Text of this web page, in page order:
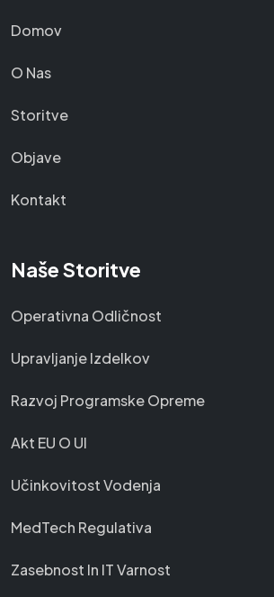
Domov
O Nas
Storitve
Objave
Kontakt
Naše Storitve
Operativna Odličnost
Upravljanje Izdelkov
Razvoj Programske Opreme
Akt EU O UI
Učinkovitost Vodenja
MedTech Regulativa
Zasebnost In IT Varnost